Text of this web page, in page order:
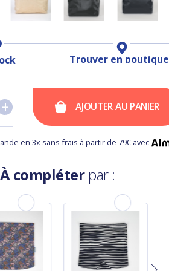
Trouver en boutique
+
+ AJOUTER AU PANIER
en 3x sans frais à partir de 79€ avec
À compléterpar :